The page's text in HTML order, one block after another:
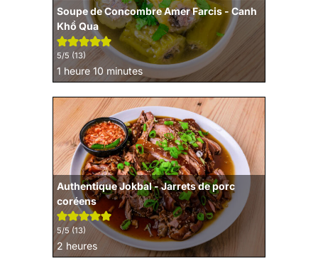
Soupe de Concombre Amer Farcis - Canh
Khổ Qua
5/5 (13)
1 heure
heure 10 minutes
minutes
Authentique Jokbal - Jarrets de porc
coréens
5/5 (13)
2 heures
heures